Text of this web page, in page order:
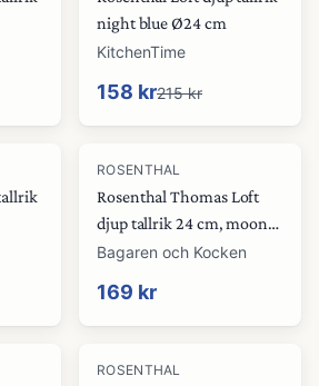
night blue Ø24 cm
KitchenTime
158 kr215 kr
ROSENTHAL
Rosenthal Thomas Loft
djup tallrik 24 cm, moon
grey
Bagaren och Kocken
169 kr
-25%
ROSENTHAL